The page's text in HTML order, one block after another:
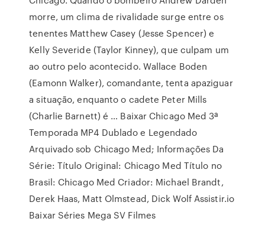
morre, um clima de rivalidade surge entre os
tenentes Matthew Casey (Jesse Spencer) e
Kelly Severide (Taylor Kinney), que culpam um
ao outro pelo acontecido. Wallace Boden
(Eamonn Walker), comandante, tenta apaziguar
a situação, enquanto o cadete Peter Mills
(Charlie Barnett) é … Baixar Chicago Med 3ª
Temporada MP4 Dublado e Legendado
Arquivado sob Chicago Med; Informações Da
Série: Título Original: Chicago Med Título no
Brasil: Chicago Med Criador: Michael Brandt,
Derek Haas, Matt Olmstead, Dick Wolf Assistir.io
Baixar Séries Mega SV Filmes